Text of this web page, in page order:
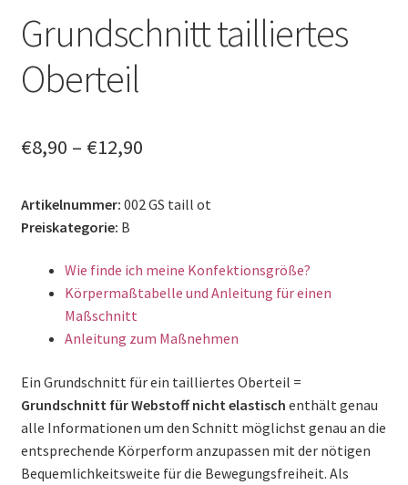
Grundschnitt tailliertes
Oberteil
€8,90 – €12,90
Artikelnummer: 002 GS taill ot
Preiskategorie: B
Wie finde ich meine Konfektionsgröße?
Körpermaßtabelle und Anleitung für einen
Maßschnitt
Anleitung zum Maßnehmen
Ein Grundschnitt für ein tailliertes Oberteil =
Grundschnitt für Webstoff nicht elastisch enthält genau
alle Informationen um den Schnitt möglichst genau an die
entsprechende Körperform anzupassen mit der nötigen
Bequemlichkeitsweite für die Bewegungsfreiheit. Als